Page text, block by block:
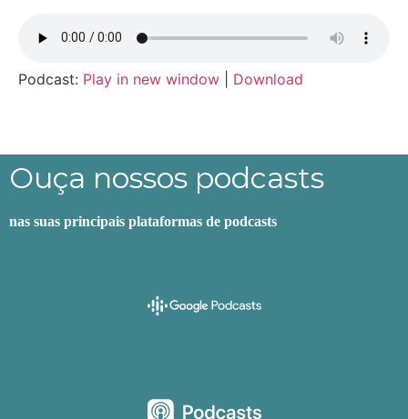
Podcast: Play in new window Download
Ouça nossos podcasts
nas suas principais plataformas de podcasts